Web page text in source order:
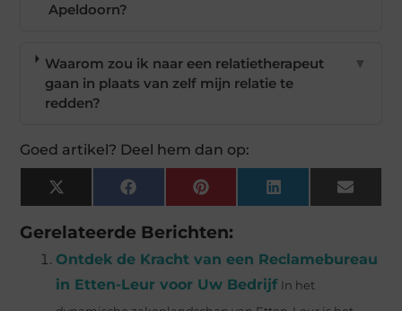
Apeldoorn?
Waarom zou ik naar een relatietherapeut
gaan in plaats van zelf mijn relatie te
redden?
▼
Goed artikel? Deel hem dan op:
X
(Twitter)
FacebookPinterest LinkedIn Email
Gerelateerde Berichten:
Ontdek de Kracht van een Reclamebureau
in Etten-Leur voor Uw Bedrijf In het